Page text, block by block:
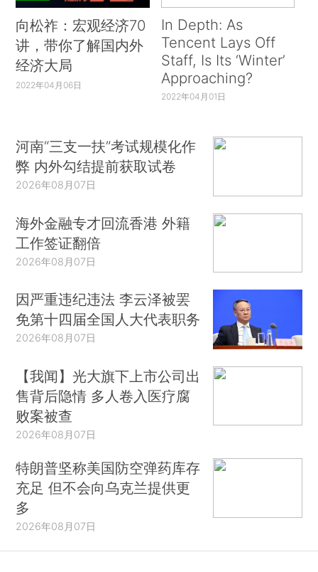
向松祚：宏观经济70
讲，带你了解国内外
经济大局
2022年04月06日
In Depth: As
Tencent Lays Off
Staff, Is Its ‘Winter’
Approaching?
2022年04月01日
河南“三支一扶”考试规模化作
弊 内外勾结提前获取试卷
2026年08月07日
海外金融专才回流香港 外籍
工作签证翻倍
2026年08月07日
因严重违纪违法 李云泽被罢
免第十四届全国人大代表职务
2026年08月07日
【我闻】光大旗下上市公司出
售背后隐情 多人卷入医疗腐
败案被查
2026年08月07日
特朗普坚称美国防空弹药库存
充足 但不会向乌克兰提供更
多
2026年08月07日